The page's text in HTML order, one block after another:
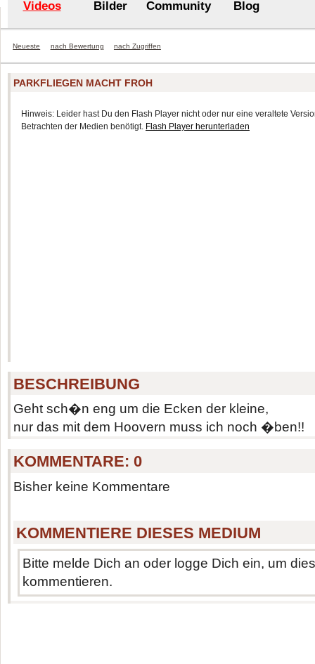
Videos Bilder Community Blog
Neueste nach Bewertung nach Zugriffen
PARKFLIEGEN MACHT FROH
Hinweis: Leider hast Du den Flash Player nicht oder nur eine veraltete
Betrachten der Medien benötigt. Flash Player herunterladen
BESCHREIBUNG
Geht sch�n eng um die Ecken der kleine,
nur das mit dem Hoovern muss ich noch �ben!!
KOMMENTARE:0
Bisher keine Kommentare
KOMMENTIERE DIESES MEDIUM
Bitte melde Dich an oder logge Dich ein, um
kommentieren.